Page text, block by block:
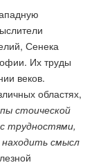
Сенека
Их труды
веков.
областях,
стоической
трудностями,
смысл